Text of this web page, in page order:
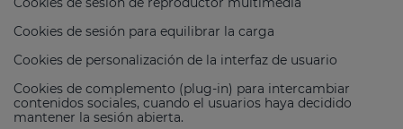
Cookies de sesión para equilibrar la carga
Cookies de personalización de la interfaz de usuario
Cookies de complemento (plug-in) para intercambiar
contenidos sociales, cuando el usuarios haya decidido
mantener la sesión abierta.